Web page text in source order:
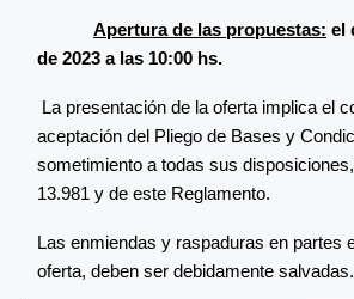
Apertura de las propuestas: el
de 2023 a las 10:00 hs.
La presentación de la oferta implica el
aceptación del Pliego de Bases y
sometimiento a todas sus
13.981 y de este Reglamento.
Las enmiendas y raspaduras en partes
oferta, deben ser debidamente salvadas.